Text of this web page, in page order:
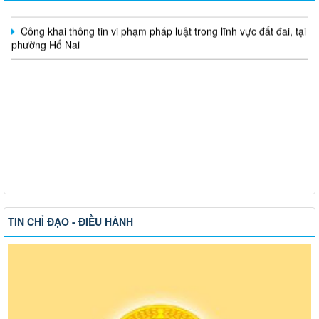
Công khai thông tin vi phạm pháp luật trong lĩnh vực đất đai, tại
phường Hố Nai
TIN CHỈ ĐẠO - ĐIỀU HÀNH